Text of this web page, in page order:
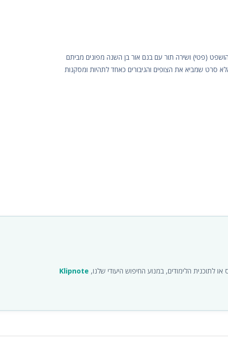
שנת 2000, מוצאים את עצמם יהושפט (פטי) ושירה תור עם בנם אור בן השנה מפונים מביתם
סרט שמביא את הצופים והגיבורים כאחד לתהיות ומסקנות
לתוכנית הלימודים, במנוע החיפוש היעודי שלנו, Klipnote